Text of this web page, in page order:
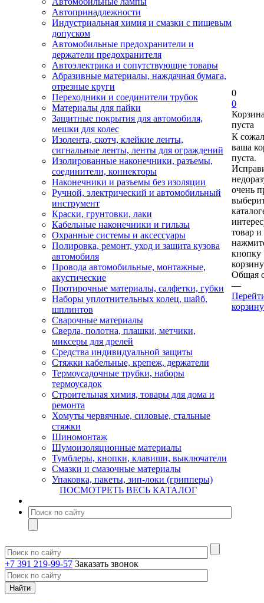
Автопринадлежности
Индустриальная химия и смазки с пищевым
допуском
Автомобильные предохранители и
держатели предохранителя
Автоэлектрика и сопутствующие товары
Абразивные материалы, наждачная бумага,
отрезные круги
Переходники и соединители трубок
Материалы для пайки
Защитные покрытия для автомобиля,
мешки для колес
Изолента, скотч, клейкие ленты,
сигнальные ленты, ленты для ограждений
Изолированные наконечники, разъемы,
соединители, коннекторы
Наконечники и разъемы без изоляции
Ручной, электрический и автомобильный
инструмент
Краски, грунтовки, лаки
Кабельные наконечники и гильзы
Охранные системы и аксессуары
Полировка, ремонт, уход и защита кузова
автомобиля
Провода автомобильные, монтажные,
акустические
Протирочные материалы, салфетки, губки
Наборы уплотнительных колец, шайб,
шплинтов
Сварочные материалы
Сверла, полотна, плашки, метчики,
миксеры для дрелей
Средства индивидуальной защиты
Стяжки кабельные, крепеж, держатели
Термоусадочные трубки, наборы
термоусадок
Строительная химия, товары для дома и
ремонта
Хомуты червячные, силовые, стальные
стяжки
Шиномонтаж
Шумоизоляционные материалы
Тумблеры, кнопки, клавиши, выключатели
Смазки и смазочные материалы
Упаковка, пакеты, зип-локи (грипперы)
ПОСМОТРЕТЬ ВЕСЬ КАТАЛОГ
+7 391 219-99-57 Заказать звонок
0
0
пуста
К
ваша
пуста.
очень
товар и
кнопку
Общая
—
корзину